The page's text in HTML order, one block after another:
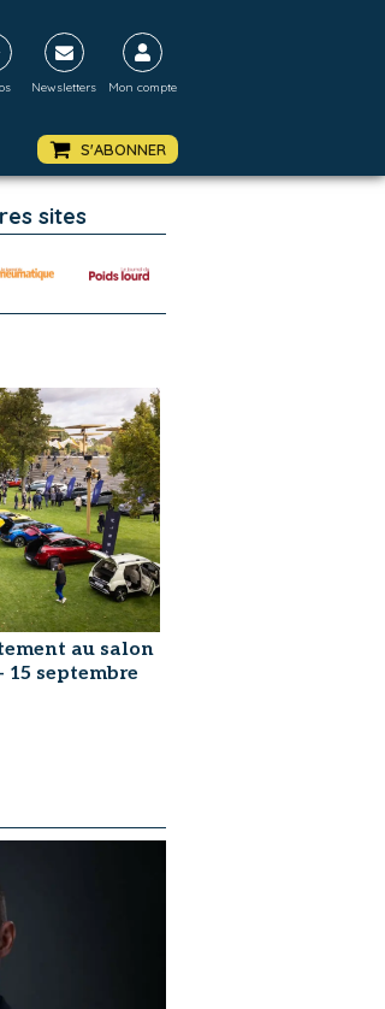
Newsletters Mon compte
S'ABONNER
sites
au salon
septembre